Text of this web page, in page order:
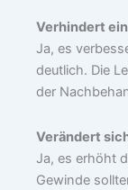
Verhindert
Ja, es
deutlich. Die
der
Verändert
Ja, es erhöht
Gewinde